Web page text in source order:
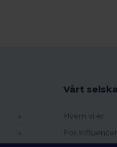
Vårt
Hvem vi er
For